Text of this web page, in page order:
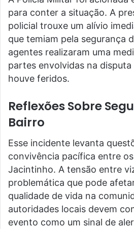
para conter a situação. A
policial trouxe um alívio
que temiam pela segurança
agentes realizaram uma
partes envolvidas na
houve feridos.
Reflexões Sobre
Bairro
Esse incidente levanta
convivência pacífica entre
Jacintinho. A tensão entre
problemática que pode
qualidade de vida na
autoridades locais devem
evento como um sinal de